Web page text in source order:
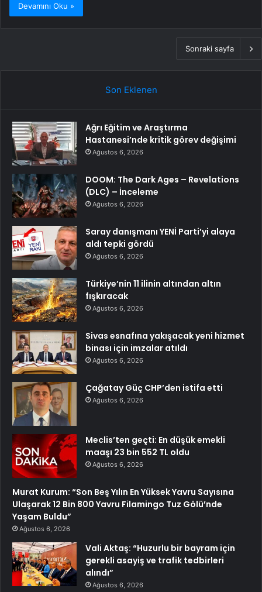
Devamını Oku »
Sonraki sayfa
Son Eklenen
Ağrı Eğitim ve Araştırma
Hastanesi’nde kritik görev değişimi
Ağustos 6, 2026
DOOM: The Dark Ages – Revelations
(DLC) – İnceleme
Ağustos 6, 2026
Saray danışmanı YENİ Parti’yi alaya
aldı tepki gördü
Ağustos 6, 2026
Türkiye’nin 11 ilinin altından altın
fışkıracak
Ağustos 6, 2026
Sivas esnafına yakışacak yeni hizmet
binası için imzalar atıldı
Ağustos 6, 2026
Çağatay Güç CHP’den istifa etti
Ağustos 6, 2026
Meclis’ten geçti: En düşük emekli
maaşı 23 bin 552 TL oldu
Ağustos 6, 2026
Murat Kurum: “Son Beş Yılın En Yüksek Yavru Sayısına
Ulaşarak 12 Bin 800 Yavru Filamingo Tuz Gölü’nde
Yaşam Buldu”
Ağustos 6, 2026
Vali Aktaş: “Huzurlu bir bayram için
gerekli asayiş ve trafik tedbirleri
alındı”
Ağustos 6, 2026